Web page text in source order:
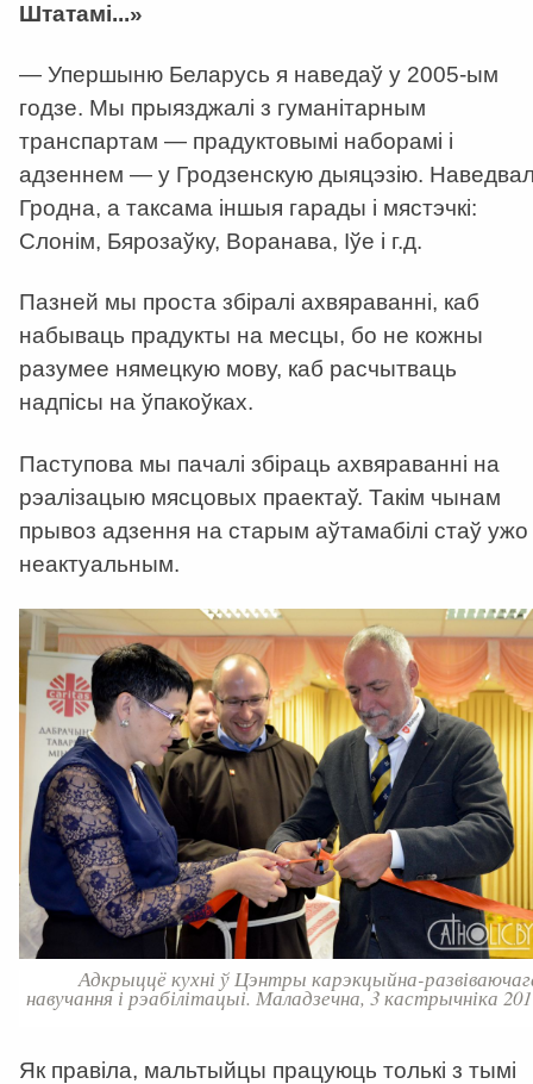
Штатамі...»
— Упершыню Беларусь я наведаў у 2005-ым
годзе. Мы прыязджалі з гуманітарным
транспартам — прадуктовымі наборамі і
адзеннем — у Гродзенскую дыяцэзію.
Гродна, а таксама іншыя гарады і мястэчкі:
Слонім, Бярозаўку, Воранава, Іўе і г.д.
Пазней мы проста збіралі ахвяраванні, каб
набываць прадукты на месцы, бо не кожны
разумее нямецкую мову, каб расчытваць
надпісы на ўпакоўках.
Паступова мы пачалі збіраць ахвяраванні на
рэалізацыю мясцовых праектаў. Такім чынам
прывоз адзення на старым аўтамабілі стаў ужо
неактуальным.
Адкрыццё кухні ў Цэнтры карэкцыйна-
навучання і рэабілітацыі. Маладзечна, 3 кастрычніка
Як правіла, мальтыйцы працуюць толькі з тымі